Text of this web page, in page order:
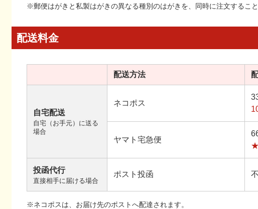
※郵便はがきと私製はがきの異なる種別のはがきを、同時に注文すること
配送料金
配送方法
自宅配送
自宅（お手元）に送る
場合
ネコポス
ヤマト宅急便
★
投函代行
直接相手に届ける場合
ポスト投函
※ネコポスは、お届け先のポストへ配達されます。